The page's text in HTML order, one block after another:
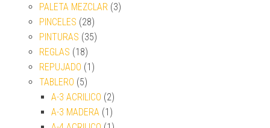
PALETA MEZCLAR (3)
PINCELES (28)
PINTURAS (35)
REGLAS (18)
REPUJADO (1)
TABLERO (5)
A-3 ACRILICO (2)
A-3 MADERA (1)